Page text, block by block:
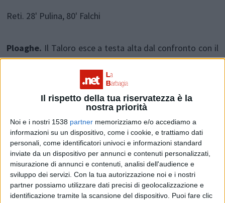
Il rispetto della tua riservatezza è la
nostra priorità
Noi e i nostri 1538 partner memorizziamo e/o accediamo a
informazioni su un dispositivo, come i cookie, e trattiamo dati
personali, come identificatori univoci e informazioni standard
inviate da un dispositivo per annunci e contenuti personalizzati,
misurazione di annunci e contenuti, analisi dell'audience e
sviluppo dei servizi. Con la tua autorizzazione noi e i nostri
partner possiamo utilizzare dati precisi di geolocalizzazione e
identificazione tramite la scansione del dispositivo. Puoi fare clic
Reti. 28' Pulina, 80' Falchi
Ploaghe. Il Taloro esce a testa alta dal confronto con il
corsa per salire in serie D. La formazione di Gavoi
imbottita anche oggi di fuori quota (hanno cominciato
in 5 e finito in 7) non ha sfigurato, rispondendo colpo su
colpo agli attacchi dell’avversario.
Alla fine vincono i padroni di casa grazie a due eurogol
segnati da Pulina (28’) e Falchi (80’).